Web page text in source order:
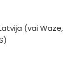
(vai Waze,